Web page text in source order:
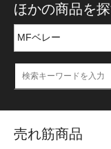
ほかの商品を
売れ筋商品